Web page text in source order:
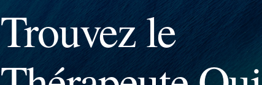
Trouvez le